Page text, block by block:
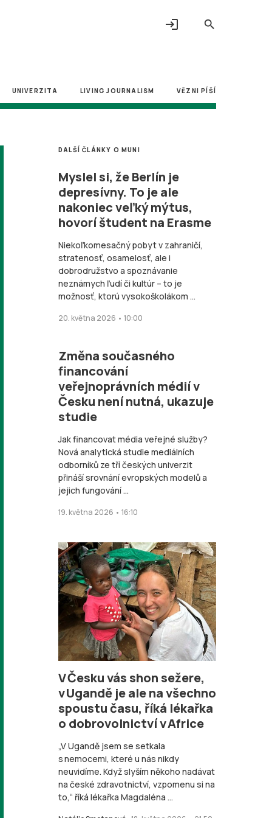
search
login
UNIVERZITA LIVING JOURNALISM VĚZNI PÍŠÍ
DALŠÍ ČLÁNKY O MUNI
Myslel si, že Berlín je
depresívny. To je ale
nakoniec veľký mýtus,
hovorí študent na Erasme
Niekoľkomesačný pobyt v zahraničí,
stratenosť, osamelosť, ale i
dobrodružstvo a spoznávanie
neznámych ľudí či kultúr – to je
možnosť, ktorú vysokoškolákom ...
20. května 2026 • 10:00
Změna současného
financování
veřejnoprávních médií v
Česku není nutná, ukazuje
studie
Jak financovat média veřejné služby?
Nová analytická studie mediálních
odborníků ze tří českých univerzit
přináší srovnání evropských modelů a
jejich fungování ...
19. května 2026 • 16:10
V Česku vás shon sežere,
v Ugandě je ale na všechno
spoustu času, říká lékařka
o dobrovolnictví v Africe
„V Ugandě jsem se setkala
s nemocemi, které u nás nikdy
neuvidíme. Když slyším někoho nadávat
na české zdravotnictví, vzpomenu si na
to,“ říká lékařka Magdaléna ...